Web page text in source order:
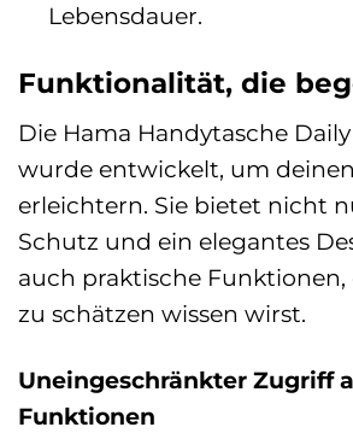
Lebensdauer.
Funktionalität, die
Die Hama Handytasche
wurde entwickelt, um
erleichtern. Sie bietet nicht
Schutz und ein elegantes
auch praktische Funktionen,
zu schätzen wissen wirst.
Uneingeschränkter Zugriff
Funktionen